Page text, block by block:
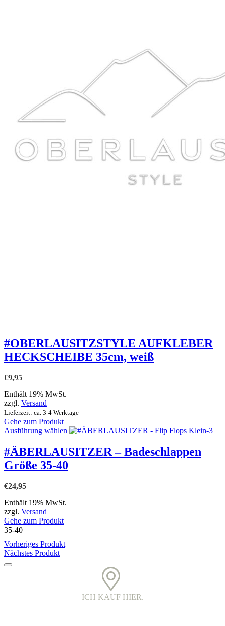
#OBERLAUSITZSTYLE AUFKLEBER
HECKSCHEIBE 35cm, weiß
€9,95
Enthält 19% MwSt.
zzgl. Versand
Lieferzeit: ca. 3-4 Werktage
Gehe zum Produkt
Ausführung wählen Dieses
weist
mehrere
#ÄBERLAUSITZER – Badeschlappen
Größe 35-40
€24,95
Enthält 19% MwSt.
zzgl. Versand
Gehe zum Produkt
35-40
Vorheriges Produkt
Nächstes Produkt
ICH KAUF HIER.